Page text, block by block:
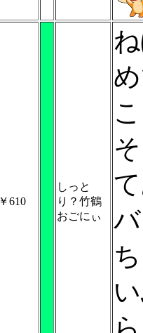
￥610
しっと
り？竹鶴
おごにぃ